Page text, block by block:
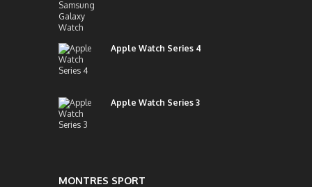
Apple Watch Series 4
Apple Watch Series 3
MONTRES SPORT